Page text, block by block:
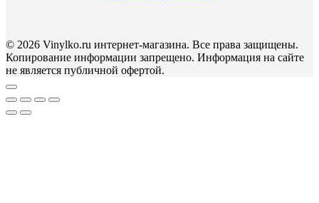
© 2026 Vinylko.ru интернет-магазина. Все права защищены.
Копирование информации запрещено. Информация на сайте
не является публичной офертой.